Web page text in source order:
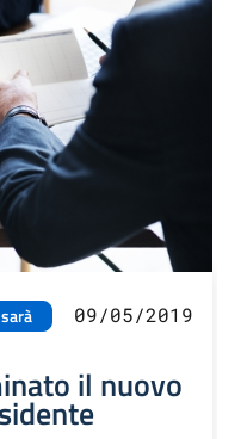
09/05/2019
il nuovo